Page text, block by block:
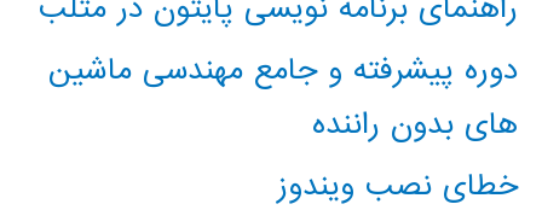
دوره پیشرفته و جامع مهندسی ماشین
های بدون راننده
خطای نصب ویندوز